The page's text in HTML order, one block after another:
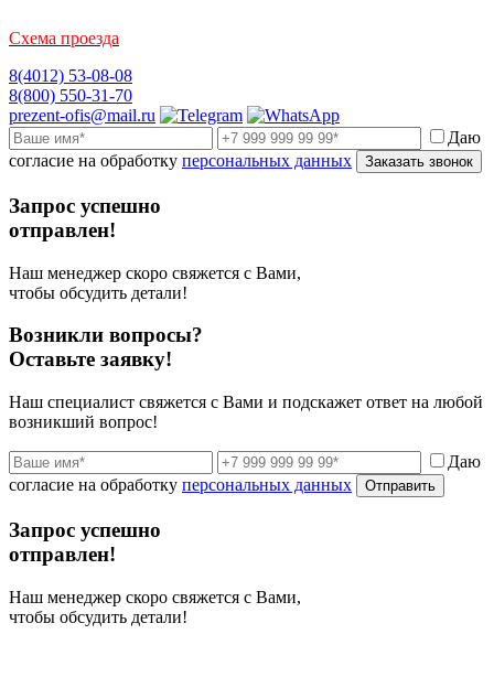
Схема проезда
8(4012) 53-08-08
8(800) 550-31-70
prezent-ofis@mail.ru
Даю
согласие на обработку персональных данных Заказать звонок
Запрос успешно
отправлен!
Наш менеджер скоро свяжется с Вами,
чтобы обсудить детали!
Возникли вопросы?
Оставьте заявку!
Наш специалист свяжется с Вами и подскажет ответ на любой
возникший вопрос!
Даю
согласие на обработку персональных данных Отправить
Запрос успешно
отправлен!
Наш менеджер скоро свяжется с Вами,
чтобы обсудить детали!